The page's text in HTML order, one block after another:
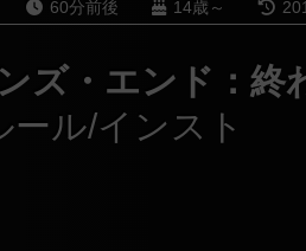
60分前後 14歳～
ズ・エンド：終
ール/インスト